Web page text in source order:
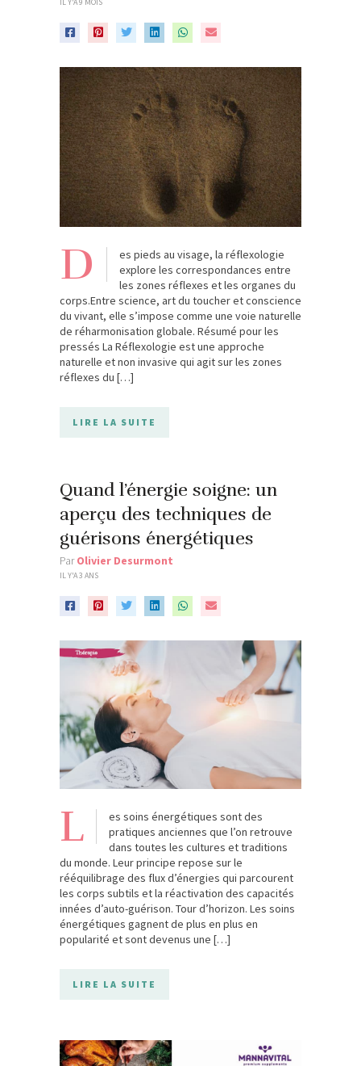
D
es pieds au visage, la réflexologie
explore les correspondances entre
les zones réflexes et les organes du
corps.Entre science, art du toucher et conscience
du vivant, elle s’impose comme une voie naturelle
de réharmonisation globale. Résumé pour les
pressés La Réflexologie est une approche
naturelle et non invasive qui agit sur les zones
réflexes du […]
LIRE LA SUITE
Quand l’énergie soigne: un
aperçu des techniques de
guérisons énergétiques
ParOlivier Desurmont
IL Y'A 3 ANS
L
es soins énergétiques sont des
pratiques anciennes que l’on retrouve
dans toutes les cultures et traditions
du monde. Leur principe repose sur le
rééquilibrage des flux d’énergies qui parcourent
les corps subtils et la réactivation des capacités
innées d’auto-guérison. Tour d’horizon. Les soins
énergétiques gagnent de plus en plus en
popularité et sont devenus une […]
LIRE LA SUITE